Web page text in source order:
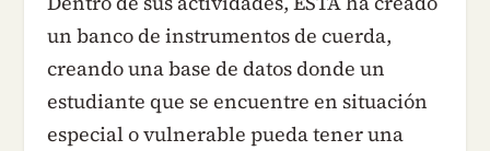
un banco de instrumentos de cuerda,
creando una base de datos donde un
estudiante que se encuentre en situación
especial o vulnerable pueda tener una